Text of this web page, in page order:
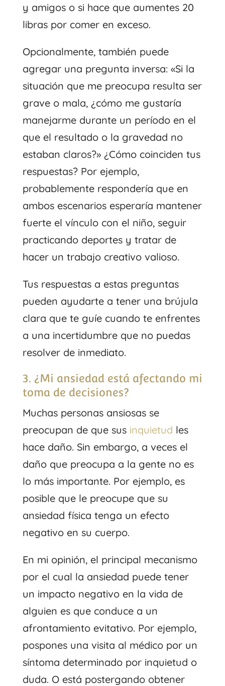
y amigos o si hace que aumentes 20
libras por comer en exceso.
Opcionalmente, también puede
agregar una pregunta inversa: «Si la
situación que me preocupa resulta ser
grave o mala, ¿cómo me gustaría
manejarme durante un período en el
que el resultado o la gravedad no
estaban claros?» ¿Cómo coinciden tus
respuestas? Por ejemplo,
probablemente respondería que en
ambos escenarios esperaría mantener
fuerte el vínculo con el niño, seguir
practicando deportes y tratar de
hacer un trabajo creativo valioso.
Tus respuestas a estas preguntas
pueden ayudarte a tener una brújula
clara que te guíe cuando te enfrentes
a una incertidumbre que no puedas
resolver de inmediato.
3. ¿Mi ansiedad está afectando mi
toma de decisiones?
Muchas personas ansiosas se
preocupan de que sus inquietud les
hace daño. Sin embargo, a veces el
daño que preocupa a la gente no es
lo más importante. Por ejemplo, es
posible que le preocupe que su
ansiedad física tenga un efecto
negativo en su cuerpo.
En mi opinión, el principal mecanismo
por el cual la ansiedad puede tener
un impacto negativo en la vida de
alguien es que conduce a un
afrontamiento evitativo. Por ejemplo,
pospones una visita al médico por un
síntoma determinado por inquietud o
duda. O está postergando obtener